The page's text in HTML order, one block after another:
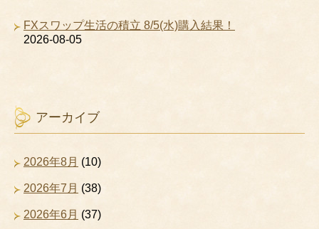
FXスワップ生活の積立 8/5(水)購入結果！
2026-08-05
アーカイブ
2026年8月 (10)
2026年7月 (38)
2026年6月 (37)